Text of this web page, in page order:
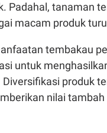
Padahal, tanaman
macam produk
tembakau
untuk
produk
nilai